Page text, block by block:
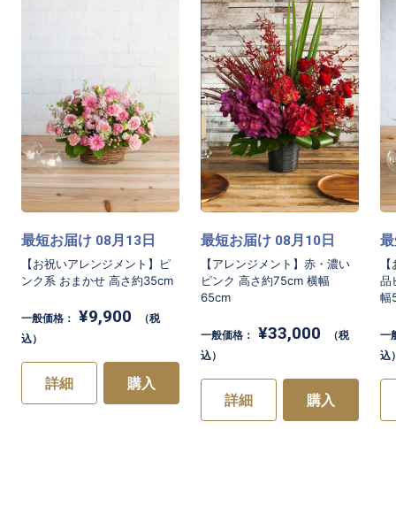
【お祝いアレンジメント】ピ
ンク系 おまかせ 高さ約35cm
最短お届け 08 月 13 日
一般価格： ¥9,900
（税
込）
詳細 購入
【アレンジメント】赤・濃い
ピンク 高さ約75cm 横幅
65cm
最短お届け 08 月 10日
一般価格： ¥33,000
（税
込）
詳細 購入
品
幅
一
込